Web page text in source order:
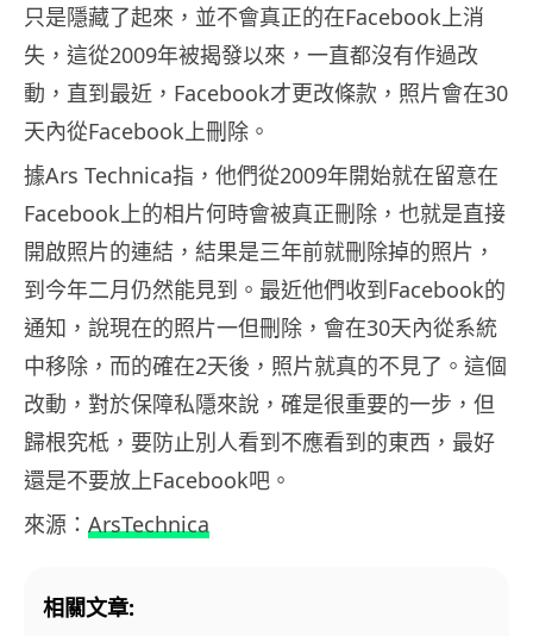
只是隱藏了起來，並不會真正的在Facebook上消
失，這從2009年被揭發以來，一直都沒有作過改
動，直到最近，Facebook才更改條款，照片會在30
天內從Facebook上刪除。
據Ars Technica指，他們從2009年開始就在留意在
Facebook上的相片何時會被真正刪除，也就是直接
開啟照片的連結，結果是三年前就刪除掉的照片，
到今年二月仍然能見到。最近他們收到Facebook的
通知，說現在的照片一但刪除，會在30天內從系統
中移除，而的確在2天後，照片就真的不見了。這個
改動，對於保障私隱來說，確是很重要的一步，但
歸根究柢，要防止別人看到不應看到的東西，最好
還是不要放上Facebook吧。
來源： ArsTechnica
相關文章: